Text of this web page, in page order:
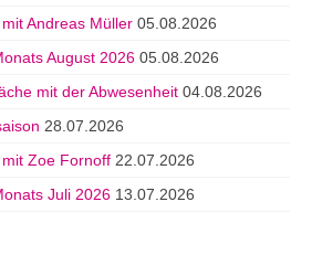
Andreas Müller 05.08.2026
August 2026 05.08.2026
mit der Abwesenheit 04.08.2026
28.07.2026
Zoe Fornoff 22.07.2026
Juli 2026 13.07.2026